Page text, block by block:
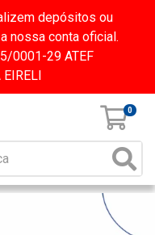
depósitos ou
nossa conta oficial.
0001-29 ATEF
EIRELI
0